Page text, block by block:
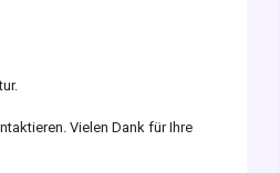
Vielen Dank für Ihre